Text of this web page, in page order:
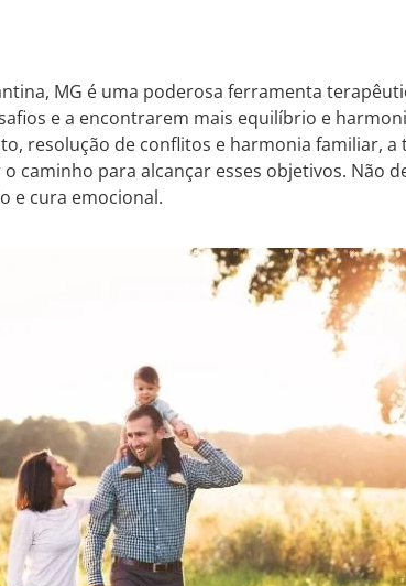
MG é uma poderosa ferramenta
e a encontrarem mais equilíbrio e
resolução de conflitos e harmonia familiar, a
caminho para alcançar esses objetivos. Não
e cura emocional.